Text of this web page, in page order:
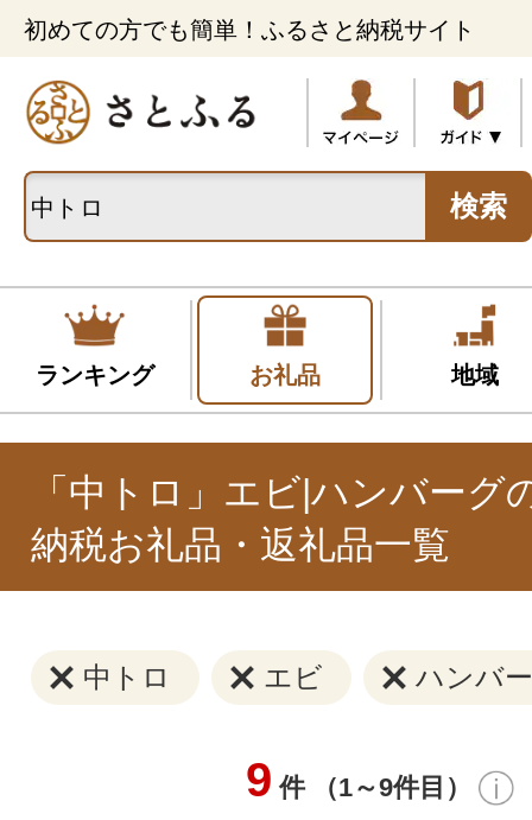
初めての方でも簡単！ふるさと納税サイト
検索
ランキング お礼品 地域
「中トロ」エビ|ハンバーグ
納税お礼品・返礼品一覧
中トロ エビ ハンバ
9 件 （1～9件目）